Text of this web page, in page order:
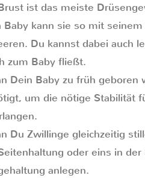
ist das meiste
Baby kann sie so mit
Du kannst dabei auch
zum Baby fließt.
Dein Baby zu früh
um die nötige Stabilität
Du Zwillinge gleichzeitig
oder eins in
anlegen.